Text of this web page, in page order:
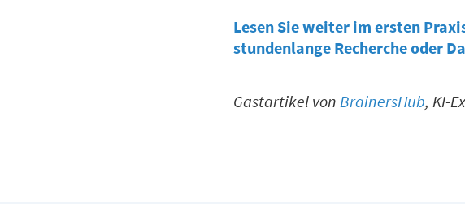
Lesen Sie weiter im ersten
stundenlange Recherche oder
Gastartikel von BrainersHub, KI-